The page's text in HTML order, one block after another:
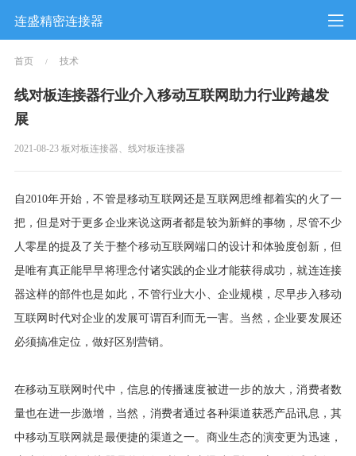
连盛精密连接器
首页 / 技术
线对板连接器行业介入移动互联网助力行业跨越发
展
2021-08-23 板对板连接器、线对板连接器
自2010年开始，不管是移动互联网还是互联网思维都着实的火了一
把，但是对于更多企业来说这两者都是较为新鲜的事物，尽管不少
人零星的提及了关于整个移动互联网端口的设计和体验度创新，但
是唯有真正能早早将理念付诸实践的企业才能获得成功，就连连接
器这样的部件也是如此，不管行业大小、企业规模，尽早步入移动
互联网时代对企业的发展可谓百利而无一害。当然，企业要发展还
必须搞准定位，做好区别营销。
在移动互联网时代中，信息的传播速度被进一步的放大，消费者数
量也在进一步激增，当然，消费者通过各种渠道获悉产品讯息，其
中移动互联网就是最便捷的渠道之一。商业生态的演变更为迅速，